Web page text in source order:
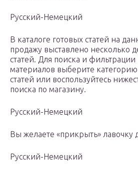
Русский-Немецкий
В каталоге готовых статей на
продажу выставлено несколько
статей. Для поиска и
материалов выберите
статей или воспользуйтесь
поиска по магазину.
Русский-Немецкий
Вы желаете «прикрыть» лавочку
Русский-Немецкий